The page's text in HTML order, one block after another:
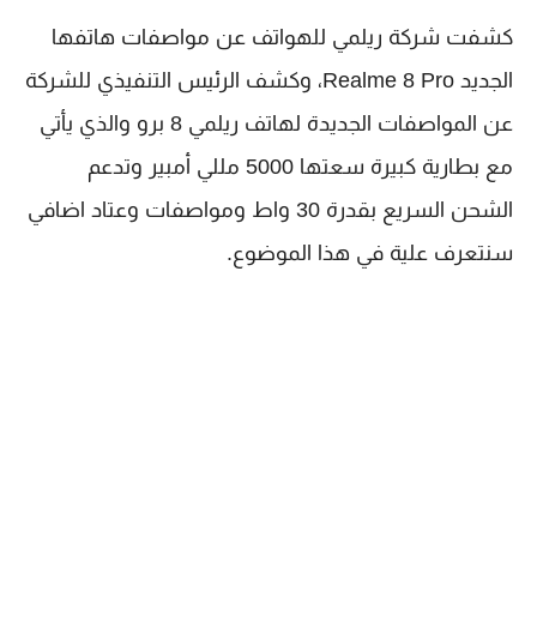
كشفت شركة ريلمي للهواتف عن مواصفات هاتفها
الجديد Realme 8 Pro، وكشف الرئيس التنفيذي للشركة
عن المواصفات الجديدة لهاتف ريلمي 8 برو والذي يأتي
مع بطارية كبيرة سعتها 5000 مللي أمبير وتدعم
الشحن السريع بقدرة 30 واط ومواصفات وعتاد اضافي
سنتعرف علية في هذا الموضوع.